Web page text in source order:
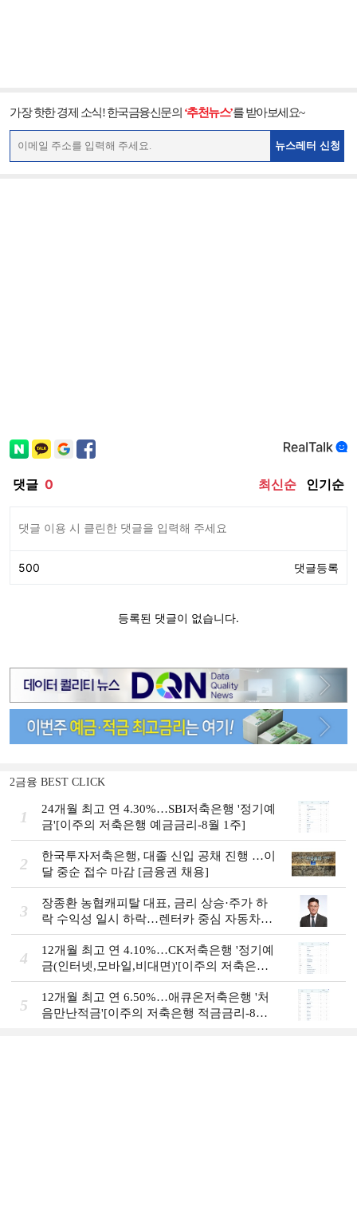
가장 핫한 경제 소식! 한국금융신문의 ‘추천뉴스’를 받아보세요~
뉴스레터 신청
2금융 BEST CLICK
1
24개월 최고 연 4.30%…SBI저축은행 '정기예
금'[이주의 저축은행 예금금리-8월 1주]
2
한국투자저축은행, 대졸 신입 공채 진행 …이
달 중순 접수 마감 [금융권 채용]
3
장종환 농협캐피탈 대표, 금리 상승·주가 하
락 수익성 일시 하락…렌터카 중심 자동차금
융 성장세 [2026 금융사 상반기 실적]
4
12개월 최고 연 4.10%…CK저축은행 '정기예
금(인터넷,모바일,비대면)'[이주의 저축은행
예금금리-8월 1주]
5
12개월 최고 연 6.50%…애큐온저축은행 '처
음만난적금'[이주의 저축은행 적금금리-8월